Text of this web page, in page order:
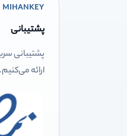
MIHANKEY
پشتیبانی
پشتیبانی
ارائه می‌کنیم.